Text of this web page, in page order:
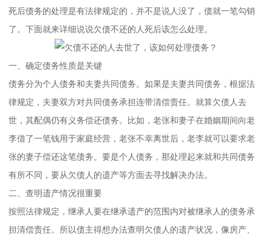
死后债务的处理是有法律规定的，并不是说人没了，债就一笔勾销
了。下面就来详细说说欠债不还的人死后该怎么处理。
一、确定债务性质是关键
债务分为个人债务和夫妻共同债务。如果是夫妻共同债务，根据法
律规定，夫妻双方对共同债务承担连带清偿责任。就算欠债人去
世，其配偶仍有义务偿还债务。比如，老张和妻子在婚姻期间向老
李借了一笔钱用于家庭经营，老张不幸离世后，老李就可以要求老
张的妻子偿还这笔债务。要是个人债务，那处理起来就和共同债务
有所不同，要从欠债人的遗产等方面去寻找解决办法。
二、查明遗产情况很重要
按照法律规定，继承人要在继承遗产的范围内对被继承人的债务承
担清偿责任。所以债主得想办法查明欠债人的遗产状况，像房产、